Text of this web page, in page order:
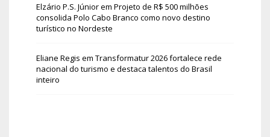
Elzário P.S. Júniorem Projeto de R$ 500 milhões
consolida Polo Cabo Branco como novo destino
turístico no Nordeste
Eliane Regis em Transformatur 2026 fortalece rede
nacional do turismo e destaca talentos do Brasil
inteiro